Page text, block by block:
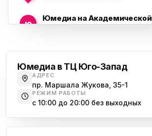
ю
Юмедиа на Академической
Юмедиа на Наставников
пр. Наставников 35
Юмедиа в ТЦ Юго-Запад
АДРЕС
пр. Маршала Жукова, 35-1
РЕЖИМ РАБОТЫ
с 10:00 до 20:00 без выходных